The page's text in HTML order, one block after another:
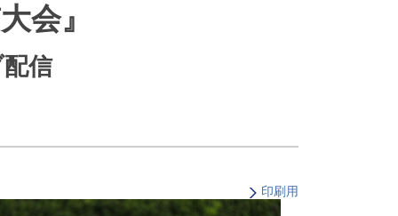
支払い
会』
信
印刷用